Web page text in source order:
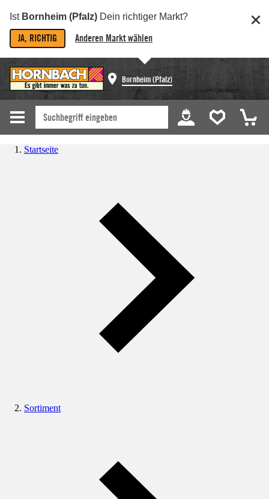
Ist Bornheim (Pfalz) Dein richtiger Markt?
JA, RICHTIG Anderen Markt wählen
Bornheim (Pfalz)
Startseite
Sortiment